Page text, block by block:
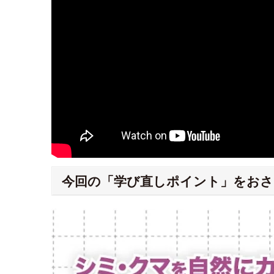
今回の「学び直しポイント」をお